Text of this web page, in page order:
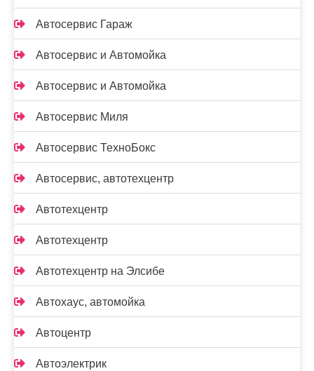
Автосервис Гараж
Автосервис и Автомойка
Автосервис и Автомойка
Автосервис Миля
Автосервис ТехноБокс
Автосервис, автотехцентр
Автотехцентр
Автотехцентр
Автотехцентр на Элсибе
Автохаус, автомойка
Автоцентр
Автоэлектрик